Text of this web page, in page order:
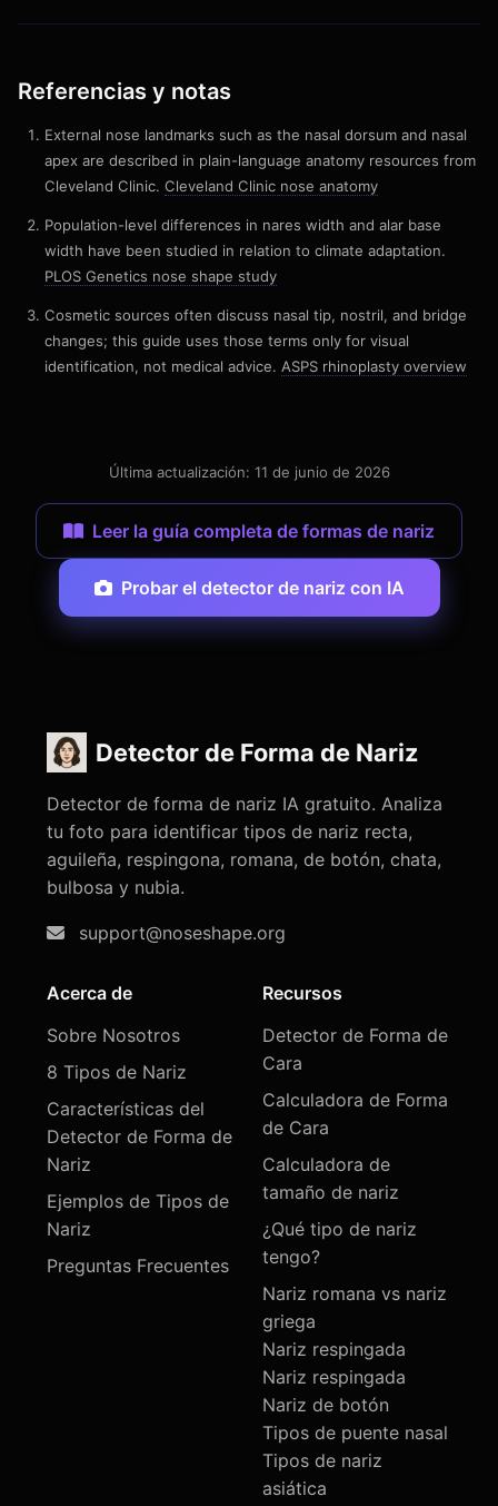
Referencias y notas
External nose landmarks such as the nasal dorsum and nasal
apex are described in plain-language anatomy resources from
Cleveland Clinic. Cleveland Clinic nose anatomy
Population-level differences in nares width and alar base
width have been studied in relation to climate adaptation.
PLOS Genetics nose shape study
Cosmetic sources often discuss nasal tip, nostril, and bridge
changes; this guide uses those terms only for visual
identification, not medical advice. ASPS rhinoplasty overview
Última actualización: 11 de junio de 2026
Leer la guía completa de formas de nariz
Probar el detector de nariz con IA
Detector de Forma de Nariz
Detector de forma de nariz IA gratuito. Analiza
tu foto para identificar tipos de nariz recta,
aguileña, respingona, romana, de botón, chata,
bulbosa y nubia.
support@noseshape.org
Acerca de
Sobre Nosotros
8 Tipos de Nariz
Características del
Detector de Forma de
Nariz
Ejemplos de Tipos de
Nariz
Preguntas Frecuentes
Recursos
Detector de Forma de
Cara
Calculadora de Forma
de Cara
Calculadora de
tamaño de nariz
¿Qué tipo de nariz
tengo?
Nariz romana vs nariz
griega
Nariz respingada
Nariz respingada
Nariz de botón
Tipos de puente nasal
Tipos de nariz
asiática